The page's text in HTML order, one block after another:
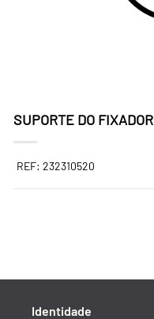
SUPORTE DO FIXADOR
REF: 232310520
Identidade